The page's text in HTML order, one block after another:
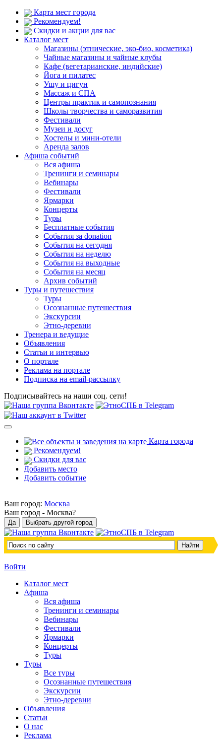
Карта мест города
Рекомендуем!
Скидки и акции для вас
Каталог мест
Магазины (этнические, эко-био, косметика)
Чайные магазины и чайные клубы
Кафе (вегетарианские, индийские)
Йога и пилатес
Ушу и цигун
Массаж и СПА
Центры практик и самопознания
Школы творчества и саморазвития
Фестивали
Музеи и досуг
Хостелы и мини-отели
Аренда залов
Афиша событий
Вся афиша
Тренинги и семинары
Вебинары
Фестивали
Ярмарки
Концерты
Туры
Бесплатные события
События за donation
События на сегодня
События на неделю
События на выходные
События на месяц
Архив событий
Туры и путешествия
Туры
Осознанные путешествия
Экскурсии
Этно-деревни
Тренера и ведущие
Объявления
Статьи и интервью
О портале
Реклама на портале
Подписка на email-рассылку
Подписывайтесь на наши соц. сети!
Карта города
Рекомендуем!
Скидки для вас
Добавить место
Добавить событие
Ваш город: Москва
Ваш город - Москва?
Войти
Каталог мест
Афиша
Вся афиша
Тренинги и семинары
Вебинары
Фестивали
Ярмарки
Концерты
Туры
Туры
Все туры
Осознанные путешествия
Экскурсии
Этно-деревни
Объявления
Статьи
О нас
Реклама